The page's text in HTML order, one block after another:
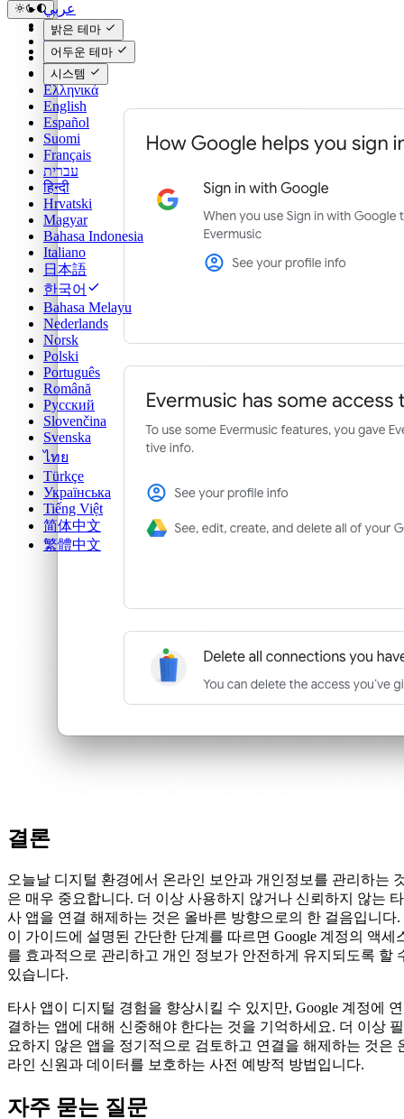
عربي
Català
Čeština
Dansk
Deutsch
Ελληνικά
English
Español
Suomi
Français
עברית
हिन्दी
Hrvatski
Magyar
Bahasa Indonesia
Italiano
日本語
한국어
Bahasa Melayu
Nederlands
Norsk
Polski
Português
Română
Русский
Slovenčina
Svenska
ไทย
Türkçe
Українська
Tiếng Việt
简体中文
繁體中文
밝은 테마
어두운 테마
시스템
결론
오늘날 디지털 환경에서 온라인 보안과 개인정보를 관리하는
은 매우 중요합니다. 더 이상 사용하지 않거나 신뢰하지 않는 타
사 앱을 연결 해제하는 것은 올바른 방향으로의 한 걸음입니다.
이 가이드에 설명된 간단한 단계를 따르면 Google 계정의 액세
를 효과적으로 관리하고 개인 정보가 안전하게 유지되도록 할
있습니다.
타사 앱이 디지털 경험을 향상시킬 수 있지만, Google 계정에 연
결하는 앱에 대해 신중해야 한다는 것을 기억하세요. 더 이상 필
요하지 않은 앱을 정기적으로 검토하고 연결을 해제하는 것은
라인 신원과 데이터를 보호하는 사전 예방적 방법입니다.
자주 묻는 질문